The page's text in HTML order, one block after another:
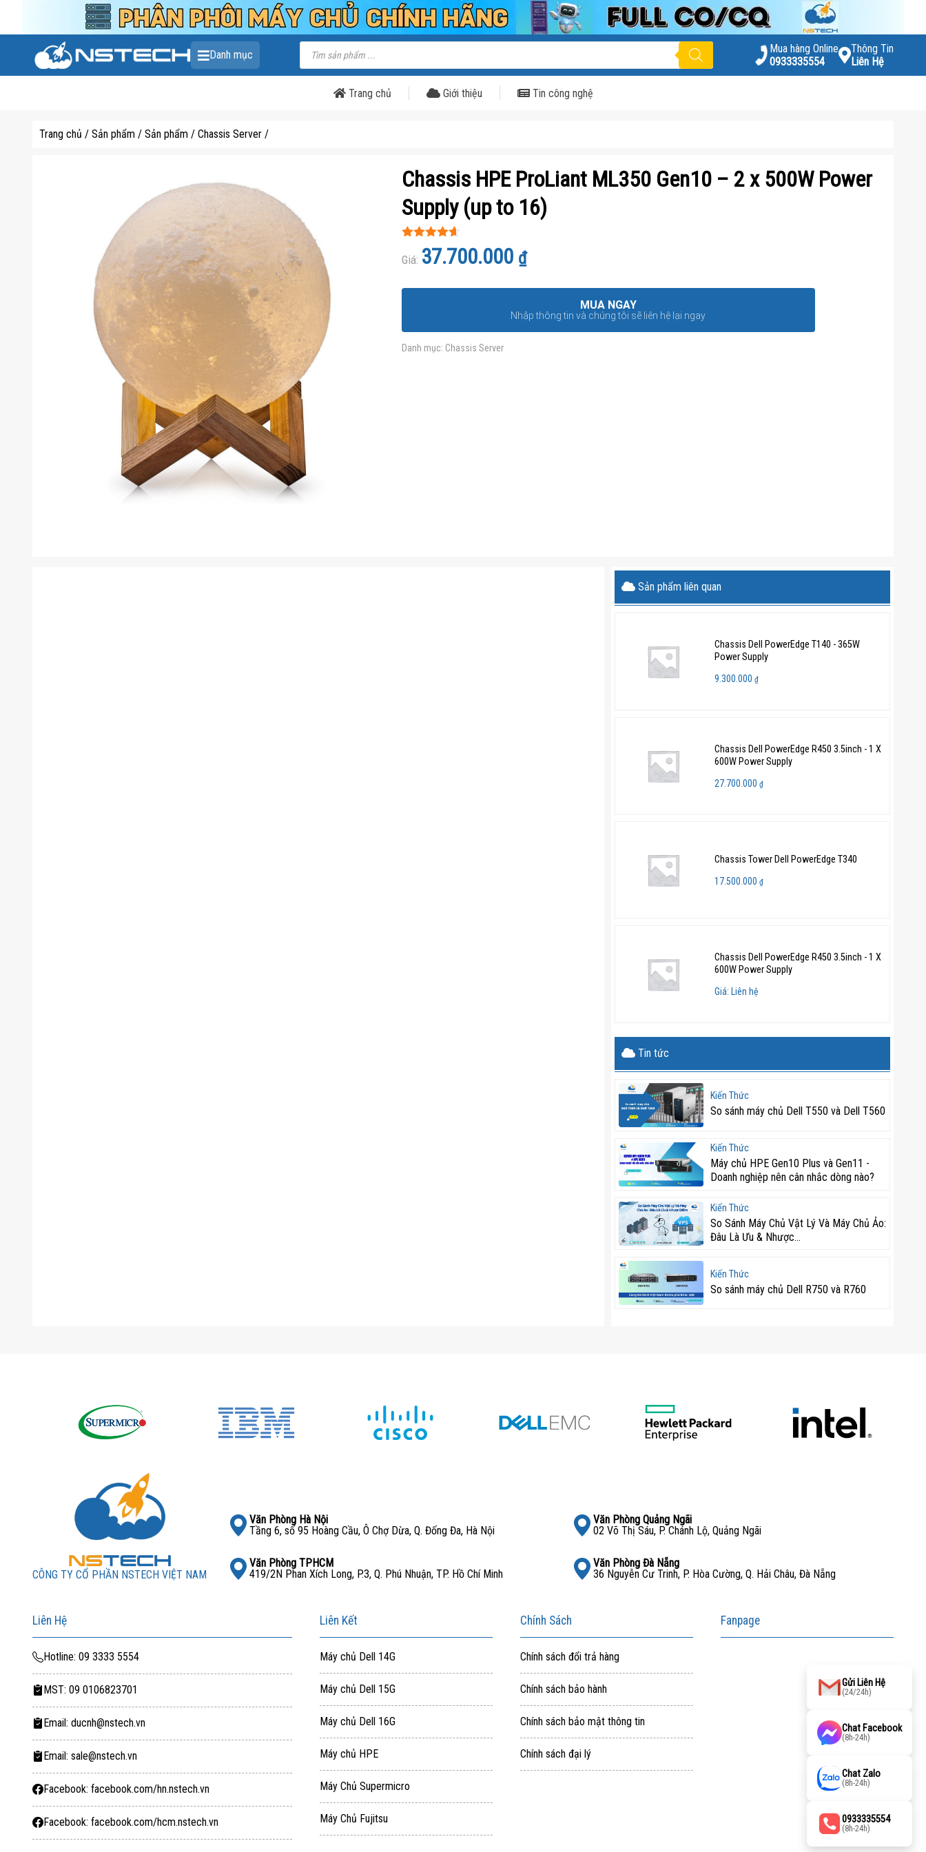
Danh mục
Tìm
kiếm
sản
phẩm
Mua hàng Online
0933335554
Thông Tin
Liên Hệ
Trang chủ Giới thiệu Tin công nghệ
Trang chủ / Sản phẩm / Sản phẩm / Chassis Server /
Chassis HPE ProLiant ML350 Gen10 – 2 x 500W Power
Supply (up to 16)
Được xếp
hạng4.6 5
Giá: 37.700.000 ₫
MUA NGAY
Nhập thông tin và chúng tôi sẽ liên hệ lại ngay
Danh mục: Chassis Server
Sản phẩm liên quan
Chassis Dell PowerEdge T140 - 365W
Power Supply
9.300.000₫
Chassis Dell PowerEdge R450 3.5inch - 1 X
600W Power Supply
27.700.000₫
Chassis Tower Dell PowerEdge T340
17.500.000₫
Chassis Dell PowerEdge R450 3.5inch - 1 X
600W Power Supply
Giá: Liên hệ
Tin tức
Kiến Thức
So sánh máy chủ Dell T550 và Dell T560
Kiến Thức
Máy chủ HPE Gen10 Plus và Gen11 -
Doanh nghiệp nên cân nhắc dòng nào?
Kiến Thức
So Sánh Máy Chủ Vật Lý Và Máy Chủ Ảo:
Đâu Là Ưu & Nhược...
Kiến Thức
So sánh máy chủ Dell R750 và R760
CÔNG TY CỔ PHẦN NSTECH VIỆT NAM
Văn Phòng Hà Nội
Tầng 6, số 95 Hoàng Cầu, Ô Chợ Dừa, Q. Đống Đa, Hà Nội
Văn Phòng Quảng Ngãi
02 Võ Thị Sáu, P. Chánh Lộ, Quảng Ngãi
Văn Phòng TPHCM
419/2N Phan Xích Long, P.3, Q. Phú Nhuận, TP. Hồ Chí Minh
Văn Phòng Đà Nẵng
36 Nguyễn Cư Trinh, P. Hòa Cường, Q. Hải Châu, Đà Nẵng
Liên Hệ
Hotline: 09 3333 5554
MST: 09 0106823701
Email: ducnh@nstech.vn
Email: sale@nstech.vn
Facebook: facebook.com/hn.nstech.vn
Facebook: facebook.com/hcm.nstech.vn
Liên Kết
Máy chủ Dell 14G
Máy chủ Dell 15G
Máy chủ Dell 16G
Máy chủ HPE
Máy Chủ Supermicro
Máy Chủ Fujitsu
Chính Sách
Chính sách đổi trả hàng
Chính sách bảo hành
Chính sách bảo mật thông tin
Chính sách đại lý
Fanpage
aitohumanizetextconverter.com
Gửi Liên Hệ
(24/24h)
Chat Facebook
(8h-24h)
Chat Zalo
(8h-24h)
0933335554
(8h-24h)